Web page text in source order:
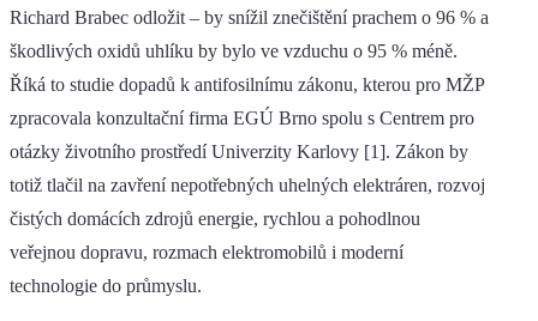
Richard Brabec odložit – by snížil znečištění prachem o 96 % a
škodlivých oxidů uhlíku by bylo ve vzduchu o 95 % méně.
Říká to studie dopadů k antifosilnímu zákonu, kterou pro MŽP
zpracovala konzultační firma EGÚ Brno spolu s Centrem pro
otázky životního prostředí Univerzity Karlovy [1]. Zákon by
totiž tlačil na zavření nepotřebných uhelných elektráren, rozvoj
čistých domácích zdrojů energie, rychlou a pohodlnou
veřejnou dopravu, rozmach elektromobilů i moderní
technologie do průmyslu.